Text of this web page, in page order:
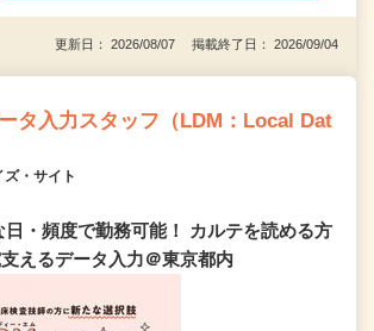
更新日： 2026/08/07 掲載終了日： 2026/09/04
タ入力スタッフ（LDM：Local Dat
・サイト
・頻度で勤務可能！ カルテを読める方
えるデータ入力＠東京都内